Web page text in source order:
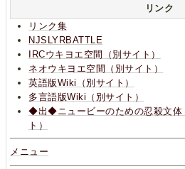
リンク
リンク集
NJSLYRBATTLE
IRCウキヨエ空間（別サイト）
ネオウキヨエ空間（別サイト）
英語版Wiki（別サイト）
多言語版Wiki（別サイト）
◆出◆ニュービーのための忍殺文
ト）
メニュー